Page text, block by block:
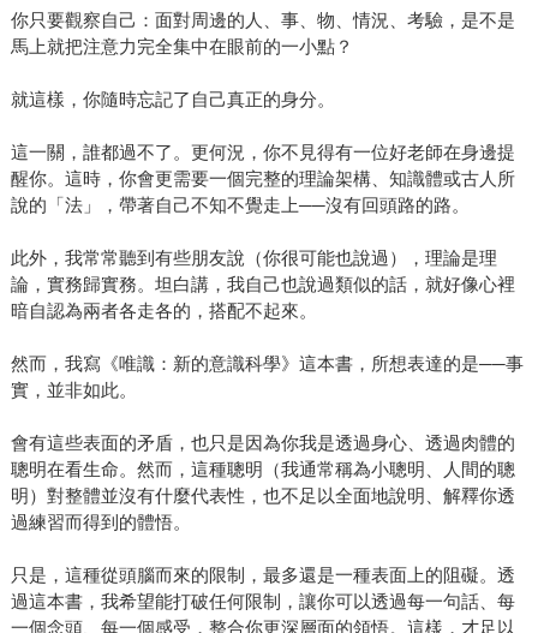
你只要觀察自己：面對周邊的人、事、物、情況、考驗，是不是
馬上就把注意力完全集中在眼前的一小點？
就這樣，你隨時忘記了自己真正的身分。
這一關，誰都過不了。更何況，你不見得有一位好老師在身邊提
醒你。這時，你會更需要一個完整的理論架構、知識體或古人所
說的「法」，帶著自己不知不覺走上──沒有回頭路的路。
此外，我常常聽到有些朋友說（你很可能也說過），理論是理
論，實務歸實務。坦白講，我自己也說過類似的話，就好像心裡
暗自認為兩者各走各的，搭配不起來。
然而，我寫《唯識：新的意識科學》這本書，所想表達的是──事
實，並非如此。
會有這些表面的矛盾，也只是因為你我是透過身心、透過肉體的
聰明在看生命。然而，這種聰明（我通常稱為小聰明、人間的聰
明）對整體並沒有什麼代表性，也不足以全面地說明、解釋你透
過練習而得到的體悟。
只是，這種從頭腦而來的限制，最多還是一種表面上的阻礙。透
過這本書，我希望能打破任何限制，讓你可以透過每一句話、每
一個念頭、每一個感受，整合你更深層面的領悟。這樣，才足以